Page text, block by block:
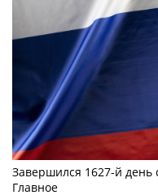
Завершился 1627-й
Главное